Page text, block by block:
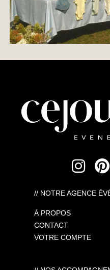
// NOTRE AGENCE
À PROPOS
CONTACT
VOTRE COMPTE